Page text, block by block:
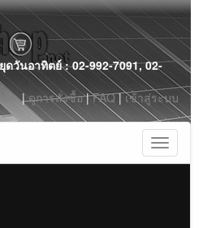
ดวันอาทิตย์ : 02-992-7091, 02-
ค้า|ดูการสั่งซื้อ|FAQ|เข้าสู่ระบบ
Toggle